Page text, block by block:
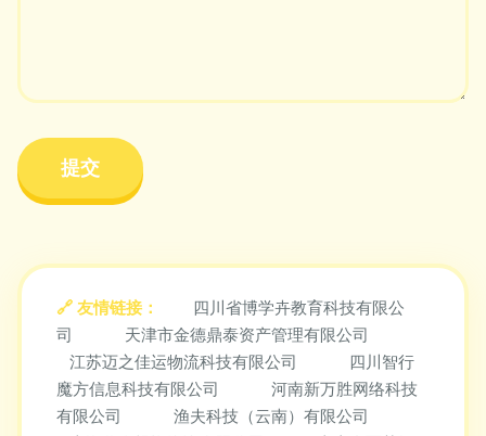
友情链接：
四川省博学卉教育科技有限公
司
天津市金德鼎泰资产管理有限公司
江苏迈之佳运物流科技有限公司
四川智行
魔方信息科技有限公司
河南新万胜网络科技
有限公司
渔夫科技（云南）有限公司